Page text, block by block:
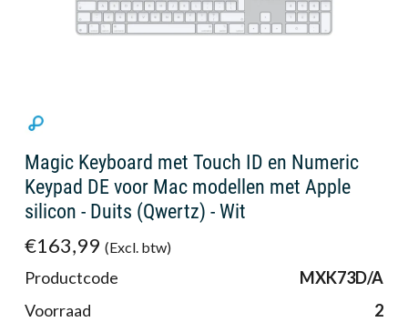
Magic Keyboard met Touch ID en Numeric
Keypad DE voor Mac modellen met Apple
silicon - Duits (Qwertz) - Wit
€163,99 (Excl. btw)
Productcode
MXK73D/A
Voorraad
2